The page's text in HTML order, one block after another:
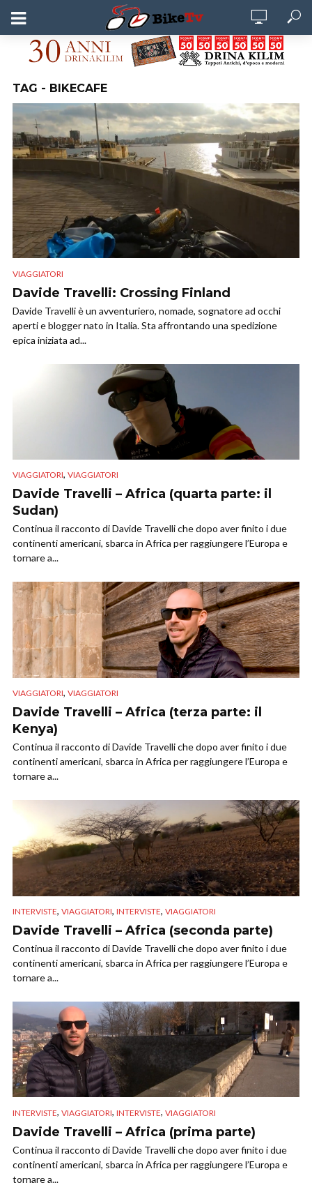
TAG - BIKECAFE
VIAGGIATORI
Davide Travelli: Crossing Finland
Davide Travelli è un avventuriero, nomade, sognatore ad occhi
aperti e blogger nato in Italia. Sta affrontando una spedizione
epica iniziata ad...
VIAGGIATORI, VIAGGIATORI
Davide Travelli – Africa (quarta parte: il
Sudan)
Continua il racconto di Davide Travelli che dopo aver finito i due
continenti americani, sbarca in Africa per raggiungere l’Europa e
tornare a...
VIAGGIATORI, VIAGGIATORI
Davide Travelli – Africa (terza parte: il
Kenya)
Continua il racconto di Davide Travelli che dopo aver finito i due
continenti americani, sbarca in Africa per raggiungere l’Europa e
tornare a...
INTERVISTE, VIAGGIATORI, INTERVISTE, VIAGGIATORI
Davide Travelli – Africa (seconda parte)
Continua il racconto di Davide Travelli che dopo aver finito i due
continenti americani, sbarca in Africa per raggiungere l’Europa e
tornare a...
INTERVISTE, VIAGGIATORI, INTERVISTE, VIAGGIATORI
Davide Travelli – Africa (prima parte)
Continua il racconto di Davide Travelli che dopo aver finito i due
continenti americani, sbarca in Africa per raggiungere l’Europa e
tornare a...